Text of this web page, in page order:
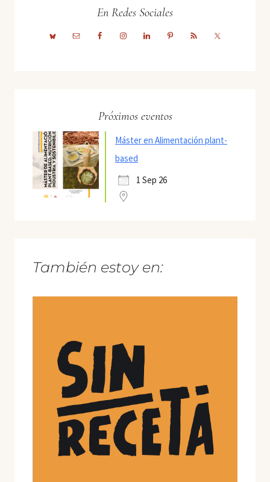
En Redes Sociales
Próximos eventos
Máster en Alimentación plant-
based
1 Sep 26
También estoy en: